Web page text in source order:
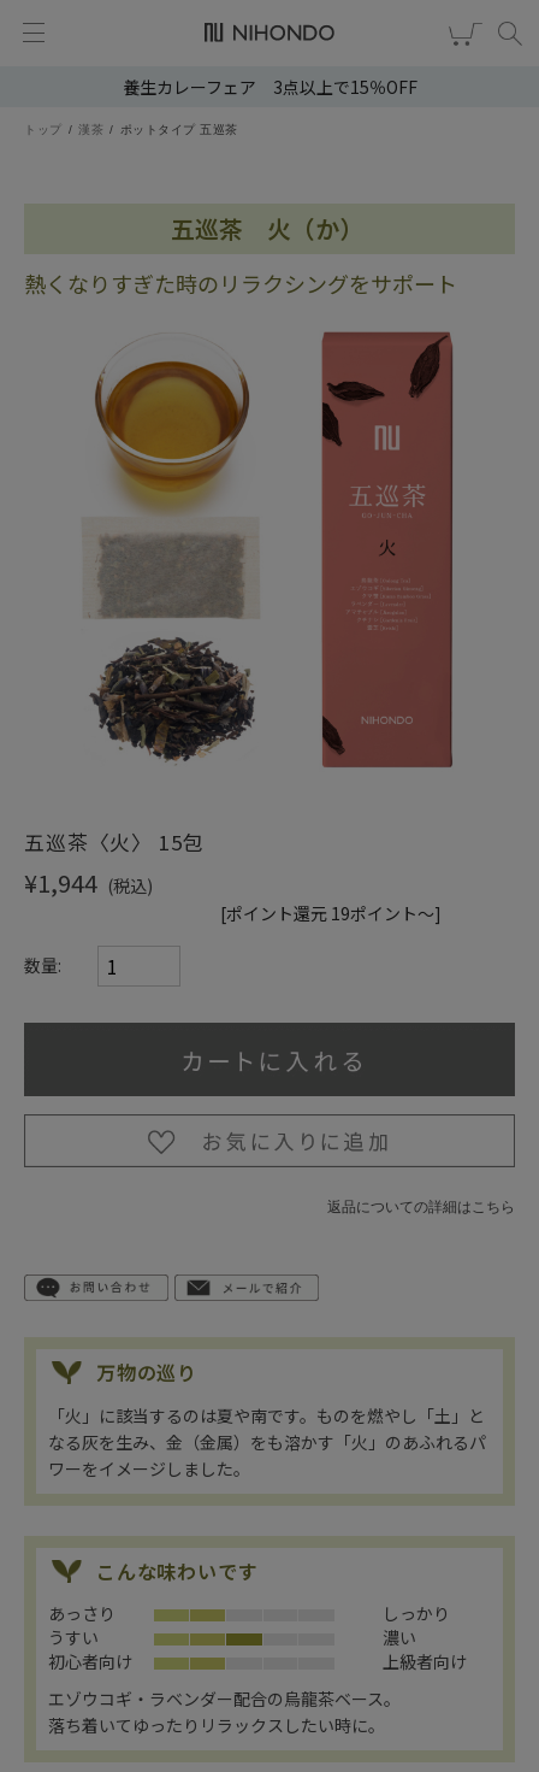
養生カレーフェア 3点以上で15％OFF
トップ 漢茶 ポットタイプ 五巡茶
五巡茶 火（か）
熱くなりすぎた時のリラクシングをサポート
五巡茶〈火〉 15包
¥1,944 (税込)
[ポイント還元 19ポイント～]
数量:
返品についての詳細はこちら
万物の巡り
「火」に該当するのは夏や南です。ものを燃やし「土」と
なる灰を生み、金（金属）をも溶かす「火」のあふれるパ
ワーをイメージしました。
こんな味わいです
あっさり
しっかり
うすい
濃い
初心者向け
上級者向け
エゾウコギ・ラベンダー配合の烏龍茶ベース。
落ち着いてゆったりリラックスしたい時に。
新規会員登録 ログイン
食品
ヘア・ボディケア
ブランドから選ぶ